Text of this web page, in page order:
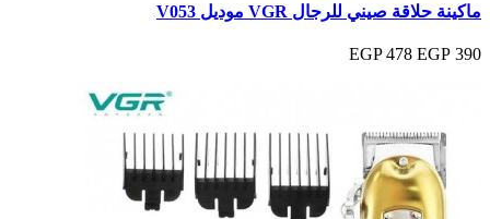
ماكينة حلاقة صيني للرجال VGR موديل V053
390 EGP
478 EGP